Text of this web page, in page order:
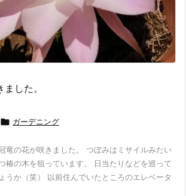
した。
 ガーデニング
竜の花が咲きました。 つぼみはミサイルみたい
椿の木を狙っています。 日当たりなどを巡って
うか（笑） 以前住んでいたところのエレベータ